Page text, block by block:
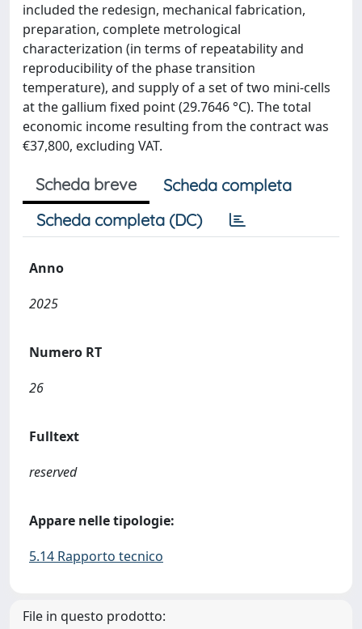
included the redesign, mechanical fabrication,
preparation, complete metrological
characterization (in terms of repeatability and
reproducibility of the phase transition
temperature), and supply of a set of two mini-cells
at the gallium fixed point (29.7646 °C). The total
economic income resulting from the contract was
€37,800, excluding VAT.
Scheda breve
Scheda completa
Scheda completa (DC)
Anno
2025
Numero RT
26
Fulltext
reserved
Appare nelle tipologie:
5.14 Rapporto tecnico
File in questo prodotto: